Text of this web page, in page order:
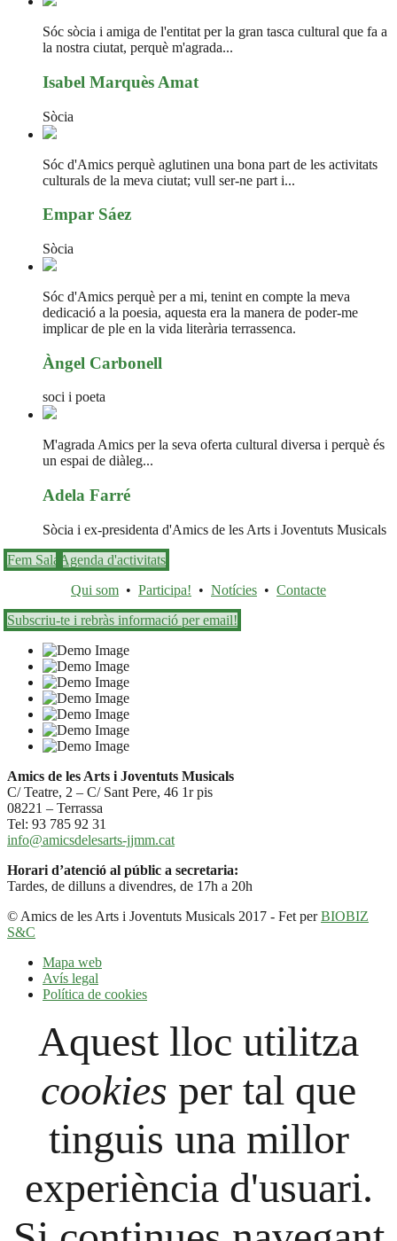
Sóc sòcia i amiga de l'entitat per la gran tasca cultural que fa a
la nostra ciutat, perquè m'agrada...
Isabel Marquès Amat
Sòcia
Sóc d'Amics perquè aglutinen una bona part de les activitats
culturals de la meva ciutat; vull ser-ne part i...
Empar Sáez
Sòcia
Sóc d'Amics perquè per a mi, tenint en compte la meva
dedicació a la poesia, aquesta era la manera de poder-me
implicar de ple en la vida literària terrassenca.
Àngel Carbonell
soci i poeta
M'agrada Amics per la seva oferta cultural diversa i perquè és
un espai de diàleg...
Adela Farré
Sòcia i ex-presidenta d'Amics de les Arts i Joventuts Musicals
Fem Sala Agenda d'activitats
Qui som • Participa! • Notícies • Contacte
Subscriu-te i rebràs informació per email!
Amics de les Arts i Joventuts Musicals
C/ Teatre, 2 – C/ Sant Pere, 46 1r pis
08221 – Terrassa
Tel: 93 785 92 31
info@amicsdelesarts-jjmm.cat
Horari d’atenció al públic a secretaria:
Tardes, de dilluns a divendres, de 17h a 20h
© Amics de les Arts i Joventuts Musicals 2017 - Fet perBIOBIZ
S&C
Mapa web
Avís legal
Política de cookies
Aquest lloc utilitza
cookies per tal que
tinguis una millor
experiència d'usuari.